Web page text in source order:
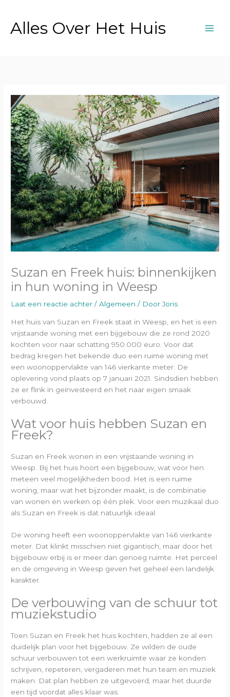
Alles Over Het Huis
Suzan en Freek huis: binnenkijken
in hun woning in Weesp
Laat een reactie achter /Algemeen / DoorJoris
Het huis van Suzan en Freek staat in Weesp, en het is een
vrijstaande woning met een bijgebouw die ze rond 2020
kochten voor naar schatting 950.000 euro. Voor dat
bedrag kregen het bekende duo een ruime woning met
een woonoppervlakte van 146 vierkante meter. De
oplevering vond plaats op 7 januari 2021. Sindsdien hebben
ze er flink in geïnvesteerd en het naar eigen smaak
verbouwd.
Wat voor huis hebben Suzan en
Freek?
Suzan en Freek wonen in een vrijstaande woning in
Weesp. Bij het huis hoort een bijgebouw, wat voor hen
meteen veel mogelijkheden bood. Het is een ruime
woning, maar wat het bijzonder maakt, is de combinatie
van wonen en werken op één plek. Voor een muzikaal duo
als Suzan en Freek is dat natuurlijk ideaal.
De woning heeft een woonoppervlakte van 146 vierkante
meter. Dat klinkt misschien niet gigantisch, maar door het
bijgebouw erbij is er meer dan genoeg ruimte. Het perceel
en de omgeving in Weesp geven het geheel een landelijk
karakter.
De verbouwing van de schuur tot
muziekstudio
Toen Suzan en Freek het huis kochten, hadden ze al een
duidelijk plan voor het bijgebouw. Ze wilden de oude
schuur verbouwen tot een werkruimte waar ze konden
schrijven, repeteren, vergaderen met hun team en muziek
maken. Dat plan hebben ze uitgevoerd, maar het duurde
een tijd voordat alles klaar was.